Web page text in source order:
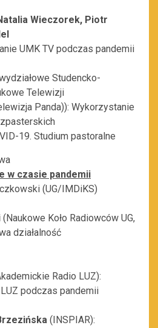
Wieczorek, Piotr
UMK TV podczas pandemii
Studencko-
Telewizji
Panda)): Wykorzystanie
19. Studium pastoralne
w czasie pandemii
(UG/IMDiKS)
(Naukowe Koło Radiowców UG,
działalność
Radio LUZ):
podczas pandemii
(INSPIAR):